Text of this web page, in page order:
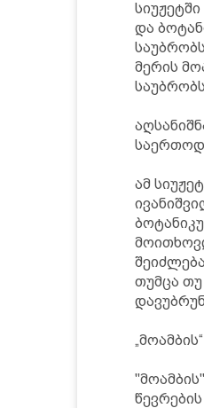
და
მერის
საერთოდ
ამ
თუმცა